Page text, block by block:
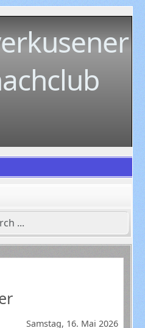
Samstag, 16. Mai 2026